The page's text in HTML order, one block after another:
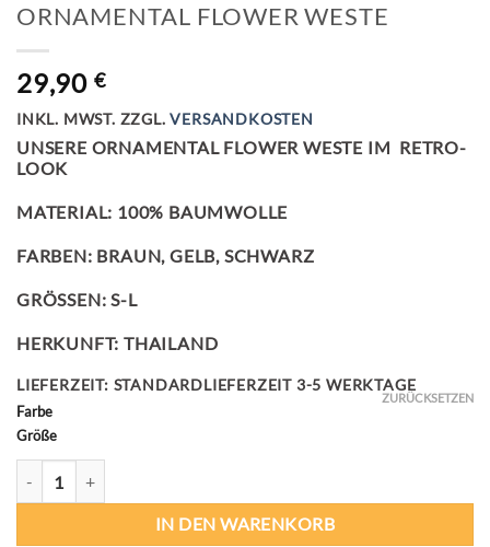
ORNAMENTAL FLOWER WESTE
29,90 €
INKL. MWST. ZZGL.VERSANDKOSTEN
UNSERE ORNAMENTAL FLOWER WESTE IM RETRO-
LOOK
MATERIAL: 100% BAUMWOLLE
FARBEN: BRAUN, GELB, SCHWARZ
GRÖSSEN: S-L
HERKUNFT: THAILAND
LIEFERZEIT: STANDARDLIEFERZEIT 3-5 WERKTAGE
Farbe
Größe
ZURÜCKSETZEN
IN DEN WARENKORB